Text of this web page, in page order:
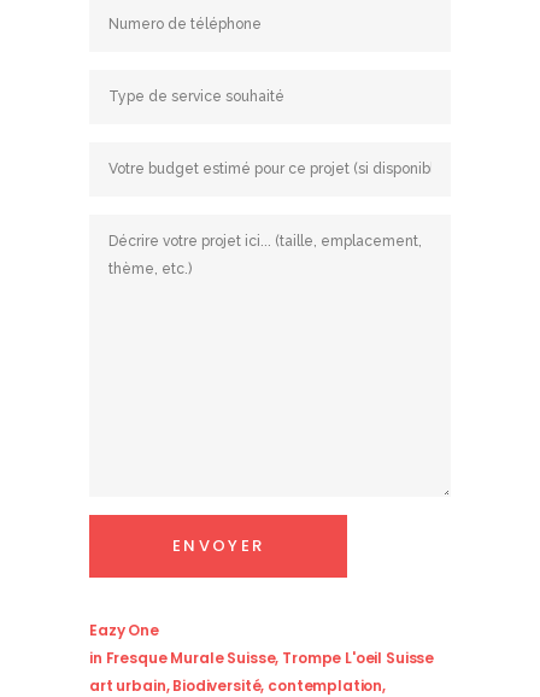
Eazy One
in Fresque Murale Suisse, Trompe L'oeil Suisse
art urbain,Biodiversité, contemplation,